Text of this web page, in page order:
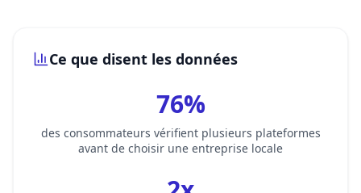
Ce que disent les données
76%
des consommateurs vérifient plusieurs plateformes
avant de choisir une entreprise locale